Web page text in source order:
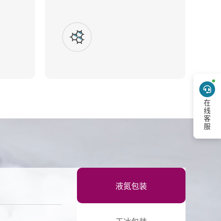
液氮包装
在线客服